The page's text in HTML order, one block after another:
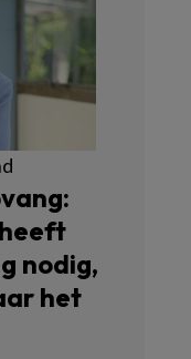
nodig,
het